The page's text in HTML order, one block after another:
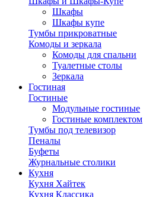
Шкафы
Шкафы купе
Тумбы прикроватные
Комоды и зеркала
Комоды для спальни
Туалетные столы
Зеркала
Гостиная
Гостиные
Модульные гостиные
Гостиные комплектом
Тумбы под телевизор
Пеналы
Буфеты
Журнальные столики
Кухня
Кухня Хайтек
Кухня Классика